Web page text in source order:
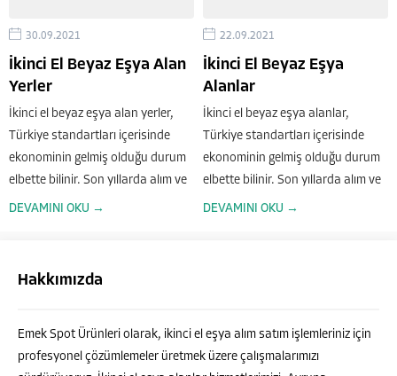
30.09.2021
İkinci El Beyaz Eşya Alan
Yerler
İkinci el beyaz eşya alan yerler,
Türkiye standartları içerisinde
ekonominin gelmiş olduğu durum
elbette bilinir. Son yıllarda alım ve
satım güçleri insanları oldukça
DEVAMINI OKU →
22.09.2021
İkinci El Beyaz Eşya
Alanlar
İkinci el beyaz eşya alanlar,
Türkiye standartları içerisinde
ekonominin gelmiş olduğu durum
elbette bilinir. Son yıllarda alım ve
satım güçleri insanları oldukça
DEVAMINI OKU →
Hakkımızda
Emek Spot Ürünleri olarak, ikinci el eşya alım satım işlemleriniz için
profesyonel çözümlemeler üretmek üzere çalışmalarımızı